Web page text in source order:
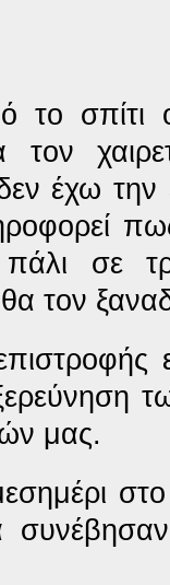
το σπίτι
τον
έχω
σε
τον
μας.